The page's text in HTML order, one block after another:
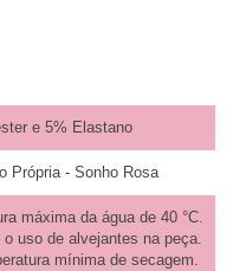
e 5% Elastano
Própria - Sonho Rosa
máxima da água de 40 °C.
o uso de alvejantes na peça.
mínima de secagem.